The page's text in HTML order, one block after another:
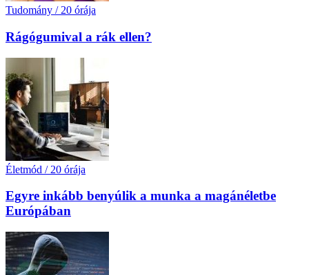
Tudomány / 20 órája
Rágógumival a rák ellen?
Életmód / 20 órája
Egyre inkább benyúlik a munka a magánéletbe
Európában